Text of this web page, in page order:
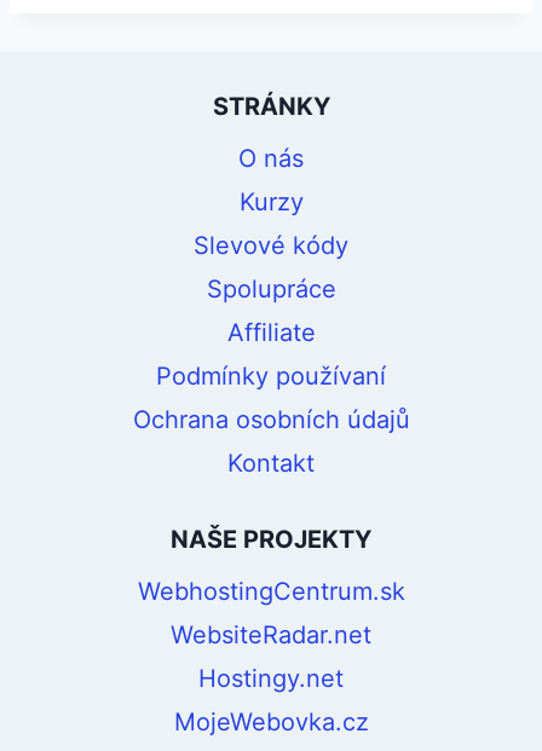
STRÁNKY
O nás
Kurzy
Slevové kódy
Spolupráce
Affiliate
Podmínky používaní
Ochrana osobních údajů
Kontakt
NAŠE PROJEKTY
WebhostingCentrum.sk
WebsiteRadar.net
Hostingy.net
MojeWebovka.cz